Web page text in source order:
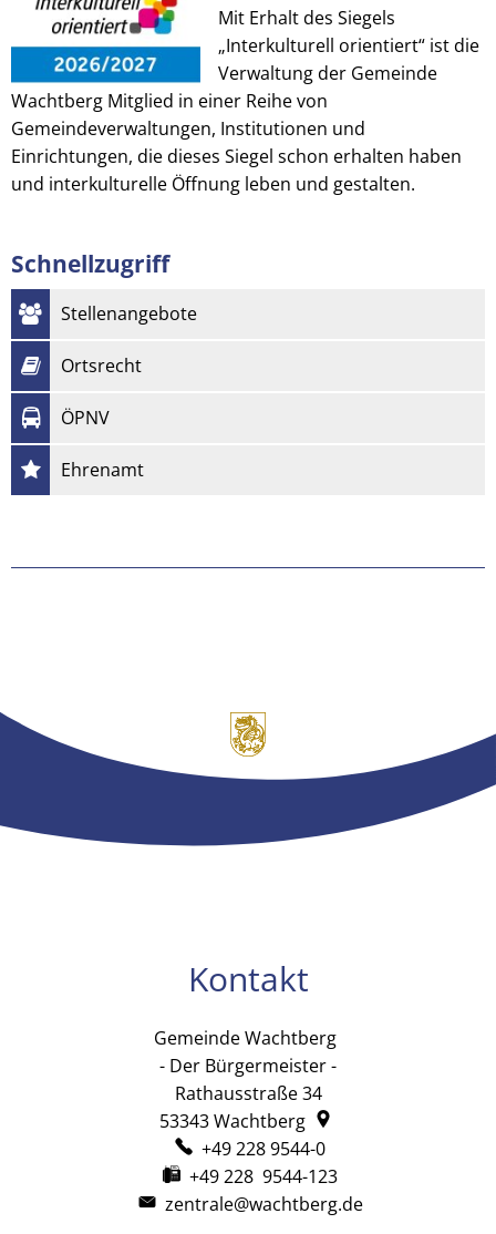
Mit Erhalt des Siegels
„Interkulturell orientiert“ ist die
Verwaltung der Gemeinde
Wachtberg Mitglied in einer Reihe von
Gemeindeverwaltungen, Institutionen und
Einrichtungen, die dieses Siegel schon erhalten haben
und interkulturelle Öffnung leben und gestalten.
Schnellzugriff
Stellenangebote
Ortsrecht
ÖPNV
Ehrenamt
Kontakt
Gemeinde Wachtberg
- Der Bürgermeister -
Rathausstraße 34
53343Wachtberg
+49 228 9544-0
+49 228 9544-123
zentrale@wachtberg.de